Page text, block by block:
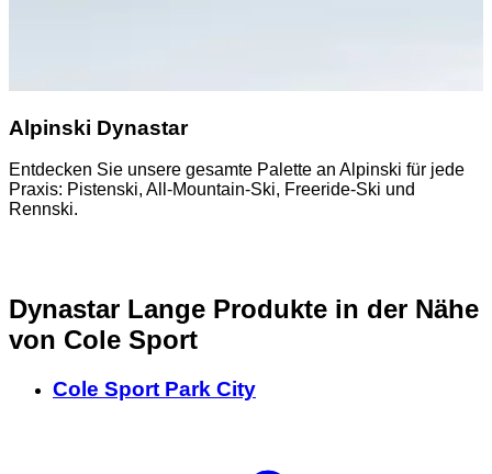
Alpinski Dynastar
Entdecken Sie unsere gesamte Palette an Alpinski für jede
Praxis: Pistenski, All-Mountain-Ski, Freeride-Ski und
Rennski.
Dynastar Lange Produkte in der Nähe
von Cole Sport
Cole Sport Park City